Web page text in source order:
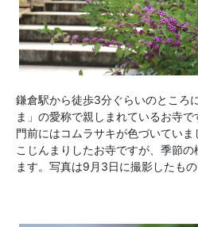
鎌倉駅から徒歩3分ぐらいのところ
ま」の愛称で親しまれているお寺で
門前にはコムラサキが色づいていま
こじんまりしたお寺ですが、季節
ます。写真は9月3日に撮影したもの